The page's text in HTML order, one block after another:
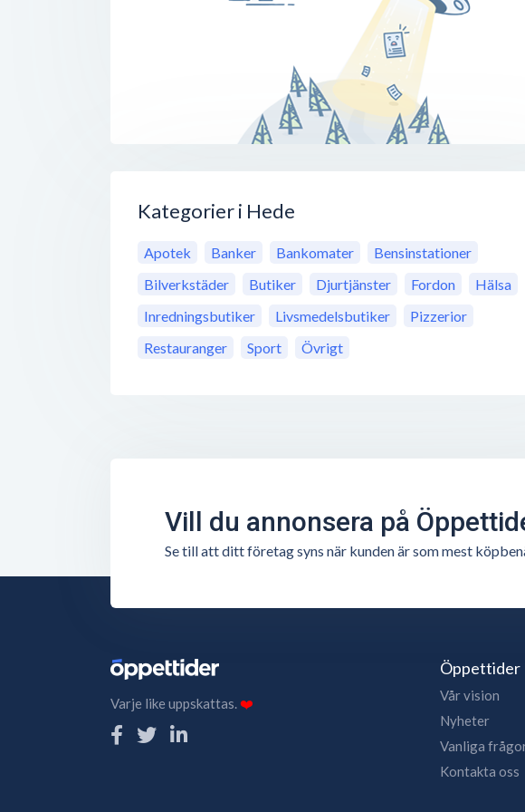
Kategorier i Hede
Apotek Banker Bankomater
Bensinstationer
Bilverkstäder
Butiker Djurtjänster Fordon
Hälsa
Inredningsbutiker
Livsmedelsbutiker
Pizzerior
Restauranger
Sport Övrigt
Vill du annonsera på
Se till att ditt företag syns när kunden är som mest
Varje like uppskattas.❤️
Öppettider
Vår vision
Nyheter
Vanliga
Kontakta oss